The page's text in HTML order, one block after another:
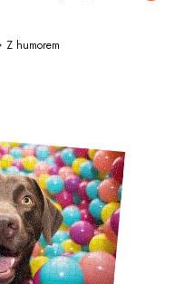
Z humorem